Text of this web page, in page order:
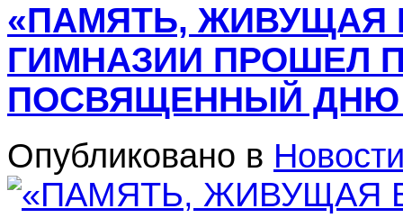
«ПАМЯТЬ, ЖИВУЩАЯ
ГИМНАЗИИ ПРОШЕЛ
ПОСВЯЩЕННЫЙ
Опубликовано в